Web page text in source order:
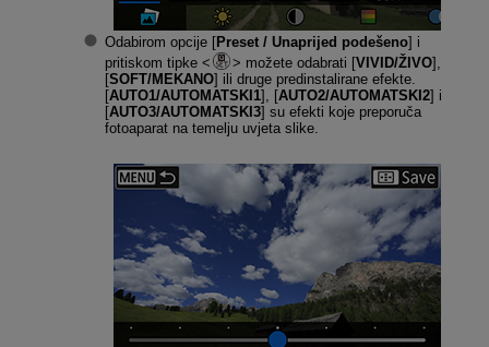
Odabirom opcije [Preset / Unaprijed podešeno] i
pritiskom tipke
možete odabrati [VIVID/ŽIVO],
[SOFT/MEKANO] ili druge predinstalirane efekte.
[AUTO1/AUTOMATSKI1], [AUTO2/AUTOMATSKI2] i
[AUTO3/AUTOMATSKI3] su efekti koje preporuča
fotoaparat na temelju uvjeta slike.